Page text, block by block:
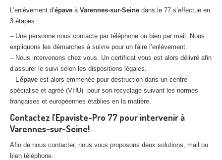
L’enlèvement d’épave à Varennes-sur-Seine dans le 77 s’effectue en
3 étapes :
– Une personne nous contacte par téléphone ou bien par mail. Nous
expliquons les démarches à suivre pour un faire l’enlèvement.
– Nous intervenons chez vous. Un certificat vous est alors délivré afin
d’assurer le suivi selon les dispositions légales.
– L’épave est alors emmenée pour destruction dans un centre
spécialisé et agréé (VHU) pour son recyclage suivant les normes
françaises et européennes établies en la matière.
Contactez l’Epaviste-Pro 77 pour intervenir à
Varennes-sur-Seine!
Afin de nous contacter, nous vous proposons deux solutions, mail ou
bien téléphone.